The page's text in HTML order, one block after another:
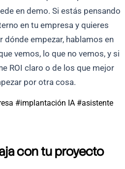
en demo. Si estás pensando
en tu empresa y quieres
dónde empezar, hablamos en
vemos, lo que no vemos, y si
ROI claro o de los que mejor
por otra cosa.
#implantación IA #asistente
con tu proyecto